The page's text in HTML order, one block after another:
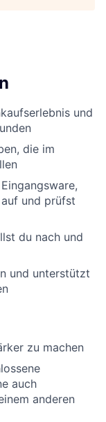
und
die im
und prüfst
du nach und
und unterstützt
zu machen
auch
anderen